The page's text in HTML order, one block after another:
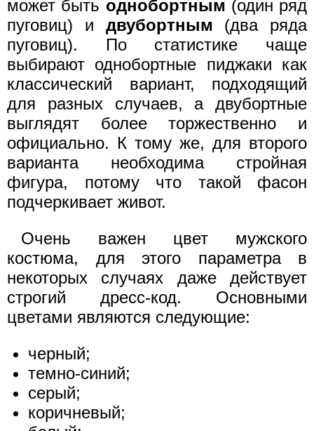
может быть однобортным (один ряд
пуговиц) и двубортным (два ряда
пуговиц). По статистике чаще
выбирают однобортные пиджаки как
классический вариант, подходящий
для разных случаев, а двубортные
выглядят более торжественно и
официально. К тому же, для второго
варианта необходима стройная
фигура, потому что такой фасон
подчеркивает живот.
Очень важен цвет мужского
костюма, для этого параметра в
некоторых случаях даже действует
строгий дресс-код. Основными
цветами являются следующие:
черный;
темно-синий;
серый;
коричневый;